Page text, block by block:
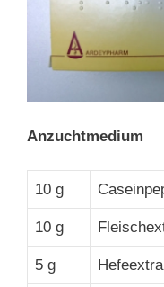
Anzuchtmedium
10 g
10 g
5 g